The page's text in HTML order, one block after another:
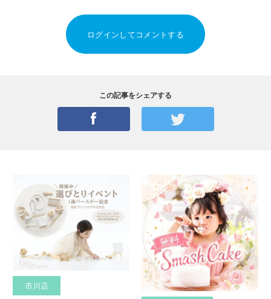
ログインしてコメントする
この記事をシェアする
市川店